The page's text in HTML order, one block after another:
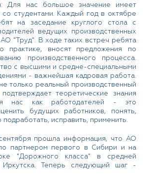
Для нас большое значение имеет
со студентами. Каждый год в октябре
на заседание круглого стола с
ведущих производственных
"Труд". В ходе таких встреч ребята
практике, вносят предложения по
производственного процесса.
с высшими и средне-специальными
- важнейшая кадровая работа.
только реальный производственный
теоретические знания
нас как работодателей - это
будущих работников, понять,
исправить, применить.
прошла информация, что АО
партнером первого в Сибири и на
"Дорожного класса" в средней
Теперь следующий шаг -